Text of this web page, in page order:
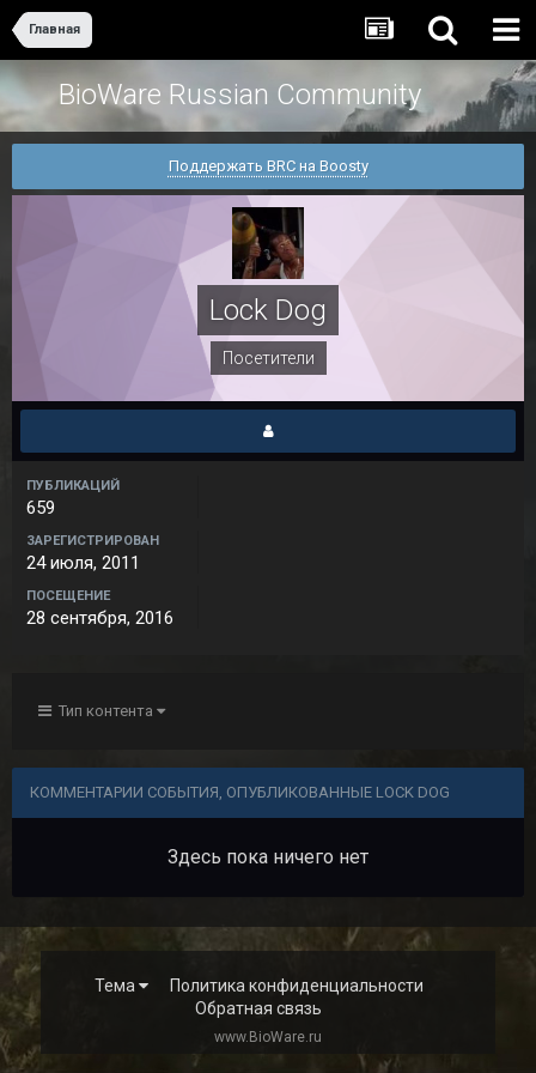
Главная
BioWare Russian Community
Поддержать BRC на Boosty
Lock Dog
Посетители
ПУБЛИКАЦИЙ
659
ЗАРЕГИСТРИРОВАН
24 июля, 2011
ПОСЕЩЕНИЕ
28 сентября, 2016
Тип контента
КОММЕНТАРИИ СОБЫТИЯ, ОПУБЛИКОВАННЫЕ LOCK DOG
Здесь пока ничего нет
Тема
Политика конфиденциальности
Обратная связь
www.BioWare.ru